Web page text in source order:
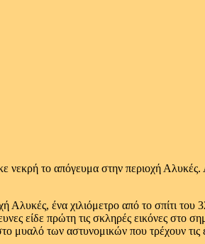
νεκρή το απόγευμα στην περιοχή
Αλυκές, ένα χιλιόμετρο από το σπίτι
είδε πρώτη τις σκληρές εικόνες στο
μυαλό των αστυνομικών που τρέχουν